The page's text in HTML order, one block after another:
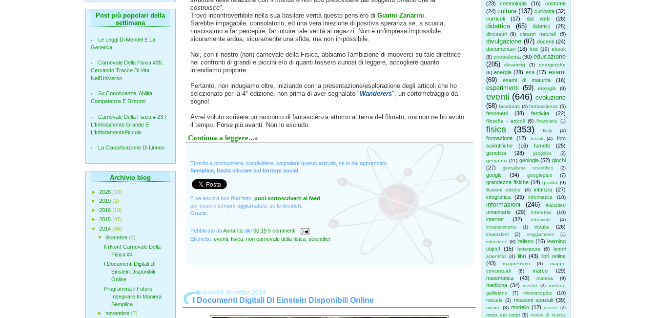
(23)
cosmologia (16)
costume
(24) cultura (137) curiosita (32)
curricoli
(17) dal web (28)
didattica (65) didattici (25)
dinosauri (9) disastri naturali (5)
divulgazione (97) docenti (24)
documentari (18) dsa (10) ebook
(8) ecosistema (30) educazione
(205)
elearning (3)
energetiche
(6) energia (28) esa (17) esami
(69)
esami di maturita (16)
esperimenti (59) etologia (8)
eventi (646) evoluzione
(58) facebook (4) fantascienza (5)
fenomeni (38) festivita (22)
filosofia - articoli (6) finanziaria (1)
fisica (353) flickr (4)
formazione (12) fossili (4)
foto
scientifiche
(16) fumetti
(25)
genetica
(28) geogebra (2)
geografia (11) geologia (52) giochi
(27)
giornalismo scientifico (2)
google (34) googleplus (7)
grandezze fisiche (14) gravita (9)
illusioni ottiche
(4) infanzia
(27)
infografica
(25) informatica (10)
informazioni (246)
iniziative
umanitarie
(29) interattivi (10)
internet (32) interviste (4)
intrattenimento (1) invalsi (26)
invenzioni (3) irraggiamento (1)
istruzione (8) italiano (15) learning
object
(15) letteratura (6)
lettori
scientifici (4) libri (43) libri online
(43)
magnetismo (3)
mappe
concettuali
(6) marco
(29)
matematica
(43) materia (9)
medicina (34) mendel (2)
metodo
galileiano
(7) microscopico
(10)
miscele (3) missioni spaziali (39)
misure (3) modello (12) mostre (2)
moto dei corpi (8) motori di ricerca
costruisce".
Trovo incontrovertibile nella sua basilare verità questo pensiero di Gianni Zanarini.
Sarebbe impagabile, consolatorio, ed una vera iniezione di positiva speranza se, a scuola,
riuscissimo a far percepire, far intuire tale verità ai ragazzi. Non è un'impresa impossibile,
sicuramente ardua, sicuramente una sfida, ma non impossibile.
Noi, con il nostro (non) carnevale della Fisica, abbiamo l'ambizione di muoverci su tale direttrice
nei confronti di grandi e piccini e/o di quanti fossero curiosi di leggere, accogliere quanto
intendiamo proporre.
Pertanto, non indugiamo oltre, iniziando con la presentazione/esplorazione degli articoli che ho
selezionato per la 4° edizione, non prima di aver segnalato "Wanderers", un cortometraggio da
sogno!
Avrei voluto scrivere un racconto di fantascienza attorno al tema del filmato, ma non ne ho avuto
il tempo. Forse più avanti. Non lo escludo.
Continua a leggere...»
Ti invito a promuovere, condividere, segnalare questo articolo, se lo hai apprezzato.
Semplice, basta cliccare sui bottoni social.
E se ancora non l'hai fatto, puoi sottoscriverti ai feed
per essere sempre aggiornato/a, se lo desideri.
Grazie.
Pubblicato daAnnarita alle 00:19 5 commenti
Etichette: eventi, fisica, non carnevale della fisica, scientifici
lunedì 8 dicembre 2014
I Documenti Digitali Di Einstein Disponibili Online
Post più popolari della
settimana
Le Leggi Di Mendel E La
Genetica
Carnevale Della Fisica #35:
Cercando Tracce Di Vita
Nell'Universo
Su Conoscenze, Abilità,
Competenze E Dintorni
Carnevale Della Fisica # 23 |
L'Infinitamente Grande E
L'InfinitamentePiccolo
La Classificazione Di Linneo
Archivio blog
► 2025 (10)
► 2019 (2)
► 2016 (10)
► 2015 (47)
▼ 2014 (66)
▼ dicembre (3)
Il (Non) Carnevale Della
Fisica #4
I Documenti Digitali Di
Einstein Disponibili
Online
Programma il Futuro:
Insegnare In Maniera
Semplice...
► novembre (7)